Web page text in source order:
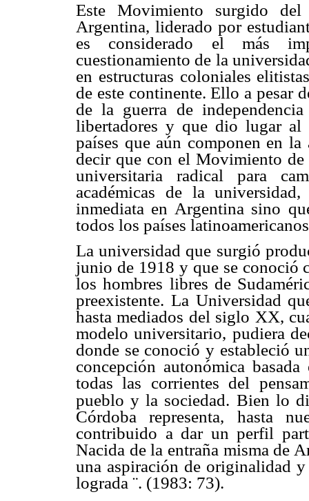
Este Movimiento surgido
Argentina, liderado por
es considerado el más
cuestionamiento de la
en estructuras coloniales
de este continente.Ello a pesar
de la guerra de
libertadores y que dio lugar al
países que aún componen en
decir que con el Movimiento
universitaria radical para
académicas de la
inmediata en Argentina sino
todos los países
La universidad que surgió
junio de 1918 y que se conoció
los hombres libres de
preexistente. La Universidad
hasta mediados del siglo XX,
modelo universitario, pudiera
donde se conoció y estableció
concepción autonómica
todas las corrientes del
pueblo y la sociedad. Bien lo
Córdoba representa, hasta
contribuido a dar un perfil
Nacida de la entraña misma de
una aspiración de originalidad
lograda ¨. (1983: 73).